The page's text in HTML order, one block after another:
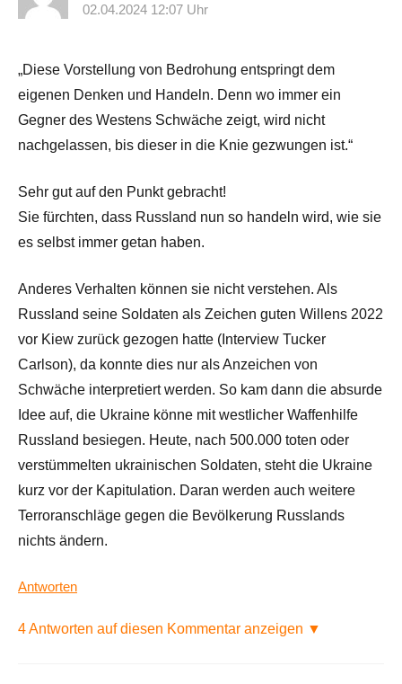
02.04.2024 12:07 Uhr
„Diese Vorstellung von Bedrohung entspringt dem
eigenen Denken und Handeln. Denn wo immer ein
Gegner des Westens Schwäche zeigt, wird nicht
nachgelassen, bis dieser in die Knie gezwungen ist.“
Sehr gut auf den Punkt gebracht!
Sie fürchten, dass Russland nun so handeln wird, wie sie
es selbst immer getan haben.
Anderes Verhalten können sie nicht verstehen. Als
Russland seine Soldaten als Zeichen guten Willens 2022
vor Kiew zurück gezogen hatte (Interview Tucker
Carlson), da konnte dies nur als Anzeichen von
Schwäche interpretiert werden. So kam dann die absurde
Idee auf, die Ukraine könne mit westlicher Waffenhilfe
Russland besiegen. Heute, nach 500.000 toten oder
verstümmelten ukrainischen Soldaten, steht die Ukraine
kurz vor der Kapitulation. Daran werden auch weitere
Terroranschläge gegen die Bevölkerung Russlands
nichts ändern.
Antworten
4 Antworten auf diesen Kommentar anzeigen ▼